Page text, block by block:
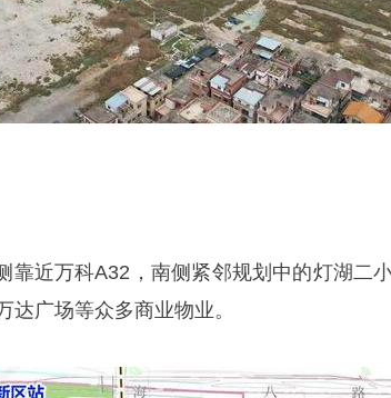
靠近万科A32，南侧紧邻规划中的灯湖二
达广场等众多商业物业。